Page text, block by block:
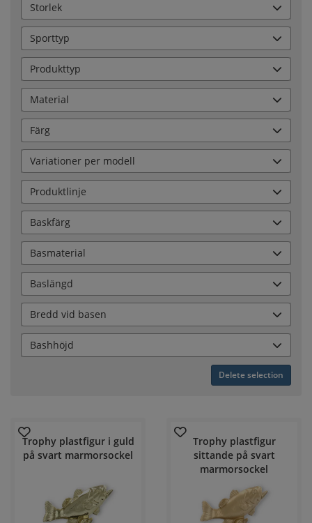
Storlek
Sporttyp
Produkttyp
Material
Färg
Variationer per modell
Produktlinje
Baskfärg
Basmaterial
Baslängd
Bredd vid basen
Bashhöjd
Delete selection
Trophy plastfigur i guld
på svart marmorsockel
Trophy plastfigur
sittande på svart
marmorsockel